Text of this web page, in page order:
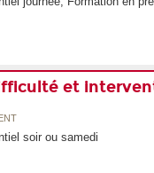
et
soir ou samedi